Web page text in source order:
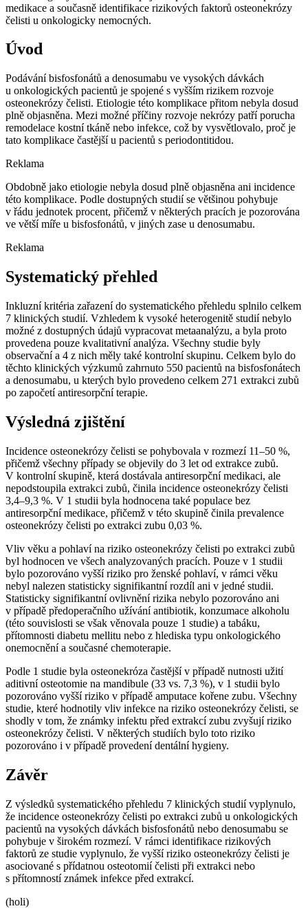
medikace a současně identifikace rizikových faktorů osteonekrózy
čelisti u onkologicky nemocných.
Úvod
Podávání bisfosfonátů a denosumabu ve vysokých dávkách
u onkologických pacientů je spojené s vyšším rizikem rozvoje
osteonekrózy čelisti. Etiologie této komplikace přitom nebyla dosud
plně objasněna. Mezi možné příčiny rozvoje nekrózy patří porucha
remodelace kostní tkáně nebo infekce, což by vysvětlovalo, proč je
tato komplikace častější u pacientů s periodontitidou.
Reklama
Obdobně jako etiologie nebyla dosud plně objasněna ani incidence
této komplikace. Podle dostupných studií se většinou pohybuje
v řádu jednotek procent, přičemž v některých pracích je pozorována
ve větší míře u bisfosfonátů, v jiných zase u denosumabu.
Reklama
Systematický přehled
Inkluzní kritéria zařazení do systematického přehledu splnilo celkem
7 klinických studií. Vzhledem k vysoké heterogenitě studií nebylo
možné z dostupných údajů vypracovat metaanalýzu, a byla proto
provedena pouze kvalitativní analýza. Všechny studie byly
observační a 4 z nich měly také kontrolní skupinu. Celkem bylo do
těchto klinických výzkumů zahrnuto 550 pacientů na bisfosfonátech
a denosumabu, u kterých bylo provedeno celkem 271 extrakci zubů
po započetí antiresorpční terapie.
Výsledná zjištění
Incidence osteonekrózy čelisti se pohybovala v rozmezí 11–50 %,
přičemž všechny případy se objevily do 3 let od extrakce zubů.
V kontrolní skupině, která dostávala antiresorpční medikaci, ale
nepodstoupila extrakci zubů, činila incidence osteonekrózy čelisti
3,4–9,3 %. V 1 studii byla hodnocena také populace bez
antiresorpční medikace, přičemž v této skupině činila prevalence
osteonekrózy čelisti po extrakci zubu 0,03 %.
Vliv věku a pohlaví na riziko osteonekrózy čelisti po extrakci zubů
byl hodnocen ve všech analyzovaných pracích. Pouze v 1 studii
bylo pozorováno vyšší riziko pro ženské pohlaví, v rámci věku
nebyl nalezen statisticky signifikantní rozdíl ani v jedné studii.
Statisticky signifikantní ovlivnění rizika nebylo pozorováno ani
v případě předoperačního užívání antibiotik, konzumace alkoholu
(této souvislosti se však věnovala pouze 1 studie) a tabáku,
přítomnosti diabetu mellitu nebo z hlediska typu onkologického
onemocnění a současné chemoterapie.
Podle 1 studie byla osteonekróza častější v případě nutnosti užití
aditivní osteotomie na mandibule (33 vs. 7,3 %), v 1 studii bylo
pozorováno vyšší riziko v případě amputace kořene zubu. Všechny
studie, které hodnotily vliv infekce na riziko osteonekrózy čelisti, se
shodly v tom, že známky infektu před extrakcí zubu zvyšují riziko
osteonekrózy čelisti. V některých studiích bylo toto riziko
pozorováno i v případě provedení dentální hygieny.
Závěr
Z výsledků systematického přehledu 7 klinických studií vyplynulo,
že incidence osteonekrózy čelisti po extrakci zubů u onkologických
pacientů na vysokých dávkách bisfosfonátů nebo denosumabu se
pohybuje v širokém rozmezí. V rámci identifikace rizikových
faktorů ze studie vyplynulo, že vyšší riziko osteonekrózy čelisti je
asociované s přídatnou osteotomií čelisti při extrakci nebo
s přítomností známek infekce před extrakcí.
(holi)